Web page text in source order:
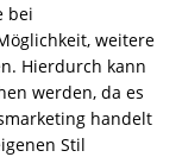
bei
weitere
Hierdurch kann
werden, da es
handelt
Stil